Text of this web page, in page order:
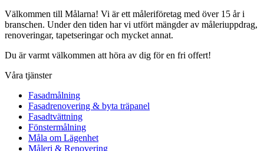
Välkommen till Målarna! Vi är ett måleriföretag med över 15 år i
branschen. Under den tiden har vi utfört mängder av måleriuppdrag,
renoveringar, tapetseringar och mycket annat.
Du är varmt välkommen att höra av dig för en fri offert!
Våra tjänster
Fasadmålning
Fasadrenovering & byta träpanel
Fasadtvättning
Fönstermålning
Måla om Lägenhet
Måleri & Renovering